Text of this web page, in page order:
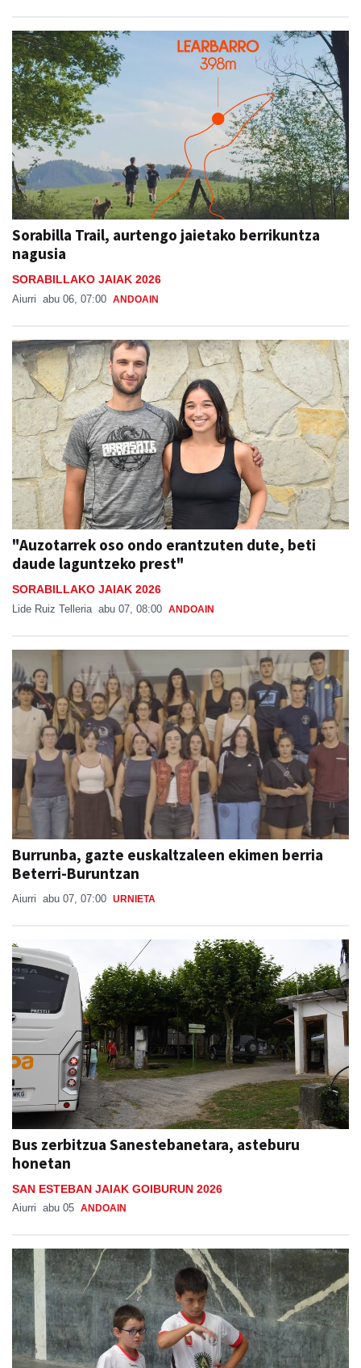
Sorabilla Trail, aurtengo jaietako berrikuntza
nagusia
SORABILLAKO JAIAK 2026
Aiurri abu 06, 07:00 ANDOAIN
"Auzotarrek oso ondo erantzuten dute, beti
daude laguntzeko prest"
SORABILLAKO JAIAK 2026
Lide Ruiz Telleria abu 07, 08:00 ANDOAIN
Burrunba, gazte euskaltzaleen ekimen berria
Beterri-Buruntzan
Aiurri abu 07, 07:00 URNIETA
Bus zerbitzua Sanestebanetara, asteburu
honetan
SAN ESTEBAN JAIAK GOIBURUN 2026
Aiurri abu 05 ANDOAIN